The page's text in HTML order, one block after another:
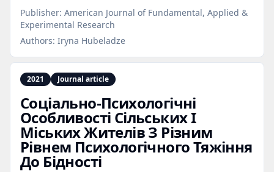
Publisher: American Journal of Fundamental, Applied &
Experimental Research
Authors: Iryna Hubeladze
2021 Journal article
Соціально‑Психологічні
Особливості Сільських І
Міських Жителів З Різним
Рівнем Психологічного Тяжіння
До Бідності